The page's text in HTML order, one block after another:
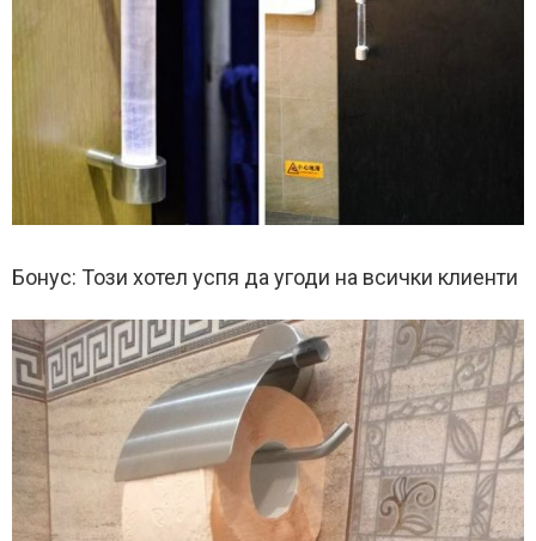
Бонус: Този хотел успя да угоди на всички клиенти